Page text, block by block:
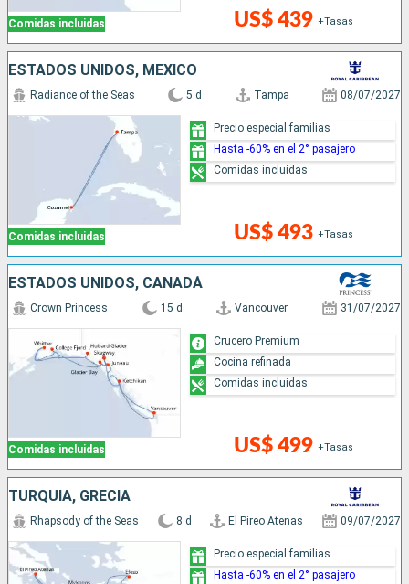
Comidas incluidas US$ 439 +Tasas
ESTADOS UNIDOS, MÉXICO
Comidas incluidas
Radiance of the Seas 5 d Tampa 08/07/2027
US$ 493 +Tasas
Precio especial familias
Hasta -60% en el 2° pasajero
Comidas incluidas
ESTADOS UNIDOS, CANADÁ
Comidas incluidas
Crown Princess 15 d Vancouver 31/07/2027
US$ 499 +Tasas
Crucero Premium
Cocina refinada
Comidas incluidas
TURQUÍA, GRECIA
Rhapsody of the Seas 8 d El Pireo Atenas 09/07/2027
Precio especial familias
Hasta -60% en el 2° pasajero